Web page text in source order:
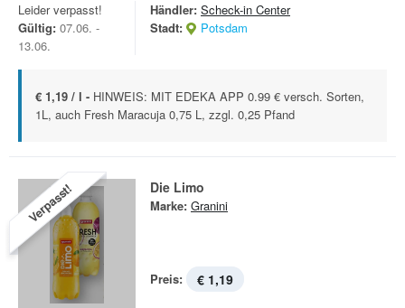
Leider verpasst!
Gültig: 07.06. -
13.06.
Händler: Scheck-in Center
Stadt:
Potsdam
€ 1,19 / l - HINWEIS: MIT EDEKA APP 0.99 € versch. Sorten,
1L, auch Fresh Maracuja 0,75 L, zzgl. 0,25 Pfand
Verpasst! Die Limo
Marke: Granini
Preis: € 1,19